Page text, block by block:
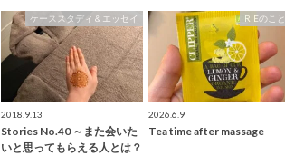
ケーススタディ＆エッセイ
2018.9.13
Stories No.40 ～また会いた
いと思ってもらえる人とは？
RIEのこと
2026.6.9
Tea time after massage